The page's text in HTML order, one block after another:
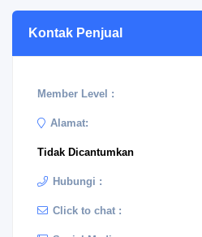
Kontak Penjual
Member Level :
Alamat:
Tidak Dicantumkan
Hubungi :
Click to chat :